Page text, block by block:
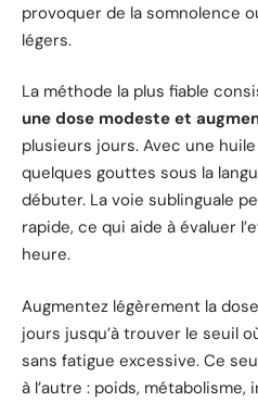
provoquer de la somnolence
légers.
La méthode la plus fiable
une dose modeste et
plusieurs jours. Avec une
quelques gouttes sous la
débuter. La voie sublinguale
rapide, ce qui aide à évaluer
heure.
Augmentez légèrement la
jours jusqu’à trouver le seuil
sans fatigue excessive. Ce
à l’autre : poids,